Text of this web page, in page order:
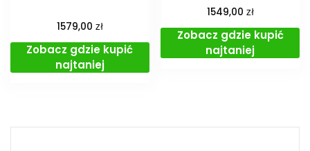
1579,00 zł
Zobacz gdzie kupić
najtaniej
1549,00 zł
Zobacz gdzie kupić
najtaniej